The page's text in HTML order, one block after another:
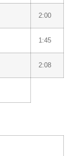
2:00
1:45
2:08